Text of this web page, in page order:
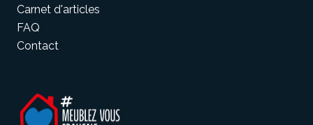
Carnet d'articles
FAQ
Contact